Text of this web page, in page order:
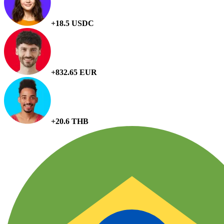
+18.5 USDC
+832.65 EUR
+20.6 THB